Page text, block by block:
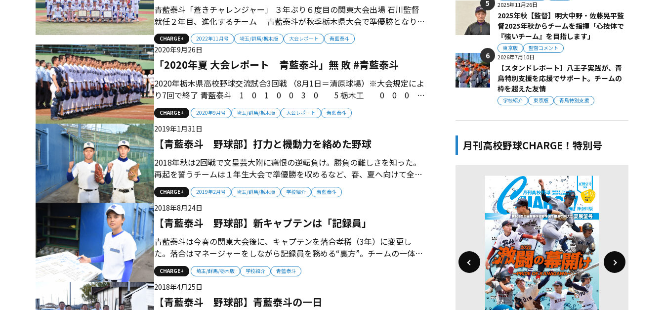
CHARGE+ 2022年11月号 埼玉/群馬/栃木版 大会レポート 青藍泰斗
青藍泰斗「蒼きチャレンジャー」 ３年ぶり６度目の関東大会出場 石川監督
就任２年目、進化するチーム 青藍泰斗が秋季栃木県大会で準優勝となり、
３年ぶり６度目の関東大会出場を決めた。チームは県４大会連続でベスト８
以上。高みを狙う土台が出来つつある。 野心とポテンシャルは県屈指 チ
ームは着々と地力を蓄えている。今春の栃木...
CHARGE+ 2020年9月号 埼玉/群馬/栃木版 大会レポート 青藍泰斗
「2020年夏 大会レポート 青藍泰斗」無 敗 #青藍泰斗
2020年9月26日
2020年栃木県高校野球交流試合3回戦 （8月1日＝清原球場）※大会規定によ
り7回で終了 青藍泰斗 1 0 1 0 0 3 0 5 栃木工 0 0 0
0 0 0 0 0 秋季大会優勝、幻の無敵チーム。最強世代の「甲子園なき
戦い」 新チーム結成後、唯一の県内公式戦だった昨秋の県大会を制した青藍
泰斗が、そつのない試...
CHARGE+ 2019年2月号 埼玉/群馬/栃木版 学校紹介 青藍泰斗
【青藍泰斗 野球部】打力と機動力を絡めた野球
2019年1月31日
2018年秋は2回戦で文星芸大附に痛恨の逆転負け。勝負の難しさを知った。
再起を誓うチームは１年生大会で準優勝を収めるなど、春、夏へ向けて全体
の士気は高まっている。宇賀神新監督は「野球は『1点の攻防』で流れが変
わる。1点をどう奪って、１点をどう守るか。その部分を追求しながら、打
力と機動力を絡めた野球をみせていきたいと思い...
CHARGE+ 埼玉/群馬/栃木版 学校紹介 青藍泰斗
【青藍泰斗 野球部】新キャプテンは「記録員」
2018年8月24日
青藍泰斗は今春の関東大会後に、キャプテンを落合孝稀（3年）に変更し
た。落合はマネージャーをしながら記録員を務める“裏方”。チームの一体感
を求める宇賀神修監督が抜擢した形となった。落合新主将は「突然だったの
で最初は驚いたが、チームのためにやるしかない。監督と選手の橋渡し役に
なって、夏へ向かいたい」と話す。新主将の献身性が...
【青藍泰斗 野球部】青藍泰斗の一日
2018年4月25日
2025年11月26日
2025年秋【監督】明大中野・佐藤晃平監
督2025年秋からチームを指揮「心技体で
『強いチーム』を目指します」
東京版 監督コメント
2026年7月10日
【スタンドレポート】八王子実践が、青
鳥特別支援を応援でサポート。チームの
枠を超えた友情
学校紹介 東京版 青鳥特別支援
月刊高校野球CHARGE！特別号